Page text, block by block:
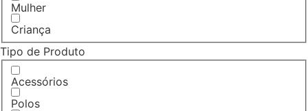
Mulher
Criança
Tipo de Produto
Acessórios
Polos